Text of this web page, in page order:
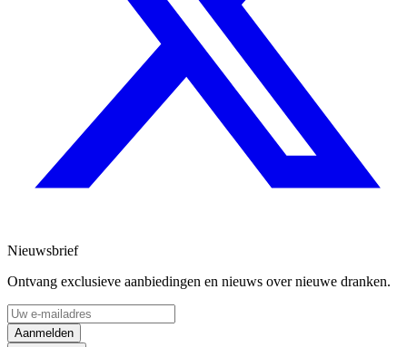
Nieuwsbrief
Ontvang exclusieve aanbiedingen en nieuws over nieuwe dranken.
Aanmelden